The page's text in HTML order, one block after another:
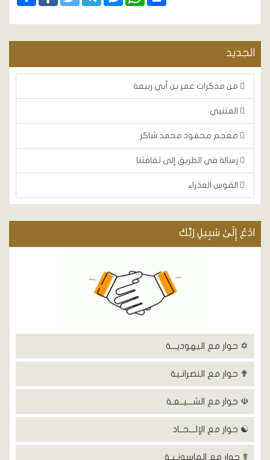
الجديد
من مذكرات عمر بن أبي ربيعة
المتنبي
معجم محمود محمد شاكر
رسالة في الطريق إلى ثقافتنا
القوس العذراء
ادْعُ إِلَىٰ سَبِيلِ رَبِّكَ
✡ حوار مع اليهوديـــة
✟ حوار مع النصرانـية
☫ حوار مع الشـــيــعـة
☯ حوار مع الإلـــحــاد
☤ حوار مع الماسونـيـة